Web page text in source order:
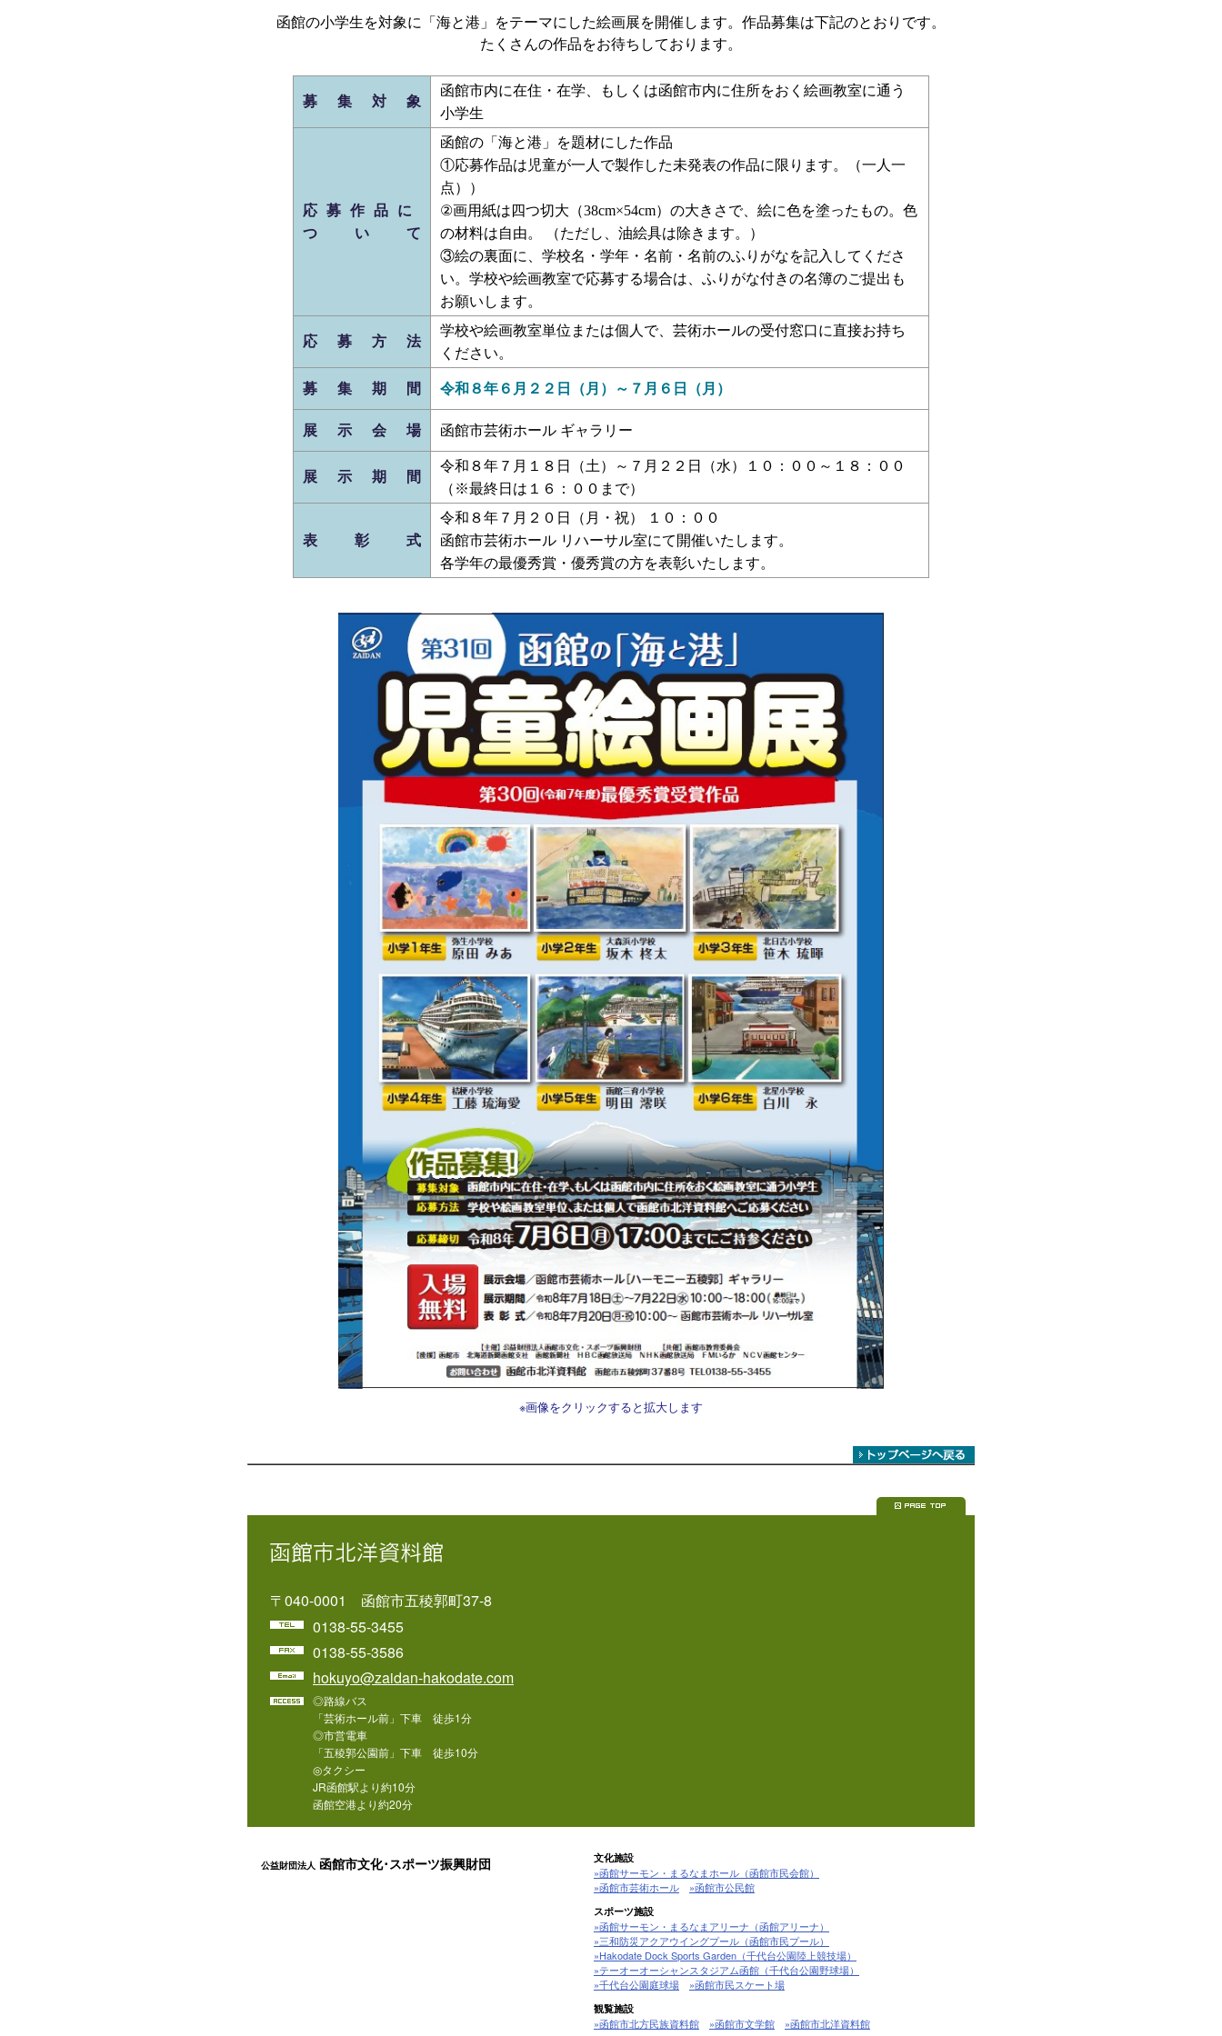
函館の小学生を対象に「海と港」をテーマにした絵画展を開催します。作品募集は下記のとおりです。
たくさんの作品をお待ちしております。
募集対象
函館市内に在住・在学、もしくは函館市内に住所をおく絵画教室に通う
小学生
応募作品に
ついて
函館の「海と港」を題材にした作品
①応募作品は児童が一人で製作した未発表の作品に限ります。（一人一
点））
②画用紙は四つ切大（38cm×54cm）の大きさで、絵に色を塗ったもの。色
の材料は自由。 （ただし、油絵具は除きます。）
③絵の裏面に、学校名・学年・名前・名前のふりがなを記入してくださ
い。学校や絵画教室で応募する場合は、ふりがな付きの名簿のご提出も
お願いします。
応募方法
学校や絵画教室単位または個人で、芸術ホールの受付窓口に直接お持ち
ください。
募集期間 令和８年６月２２日（月）～７月６日（月）
展示会場 函館市芸術ホール ギャラリー
展示期間
令和８年７月１８日（土）～７月２２日（水）１０：００～１８：００
（※最終日は１６：００まで）
表 彰 式
令和８年７月２０日（月・祝） １０：００
函館市芸術ホール リハーサル室にて開催いたします。
各学年の最優秀賞・優秀賞の方を表彰いたします。
※画像をクリックすると拡大します
〒040-0001 函館市五稜郭町37-8
0138-55-3455
0138-55-3586
hokuyo@zaidan-hakodate.com
◎路線バス
「芸術ホール前」下車 徒歩1分
◎市営電車
「五稜郭公園前」下車 徒歩10分
◎タクシー
JR函館駅より約10分
函館空港より約20分
公益財団法人 函館市文化･スポーツ振興財団 文化施設
»函館サーモン・まるなまホール（函館市民会館）
»函館市芸術ホール
»函館市公民館
スポーツ施設
»函館サーモン・まるなまアリーナ（函館アリーナ）
»三和防災アクアウイングプール（函館市民プール）
»Hakodate Dock Sports Garden（千代台公園陸上競技場）
»テーオーオーシャンスタジアム函館（千代台公園野球場）
»千代台公園庭球場
»函館市民スケート場
観覧施設
»函館市北方民族資料館 »函館市文学館 »函館市北洋資料館